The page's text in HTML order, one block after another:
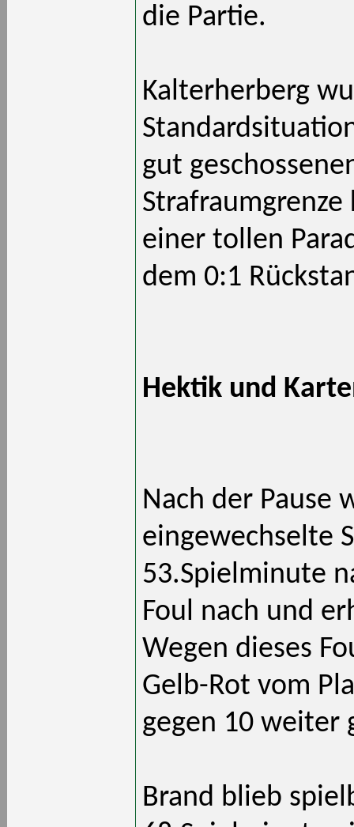
die Partie.
Kalterherberg
gut
einer tollen
dem 0:1
Hektik und
Nach der Pause
eingewechselte
53.Spielminute
Foul nach und
Wegen dieses
Gelb-Rot vom
gegen 10 weiter
Brand blieb